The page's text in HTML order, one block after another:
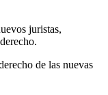
juristas,
de las nuevas